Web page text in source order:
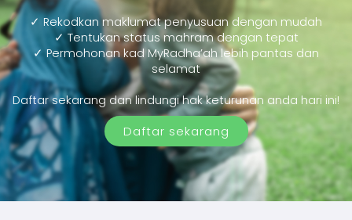
✓ Rekodkan maklumat penyusuan dengan mudah
✓ Tentukan status mahram dengan tepat
✓ Permohonan kad MyRadha’ah lebih pantas dan
selamat
Daftar sekarang dan lindungi hak keturunan anda hari ini!
Daftar sekarang